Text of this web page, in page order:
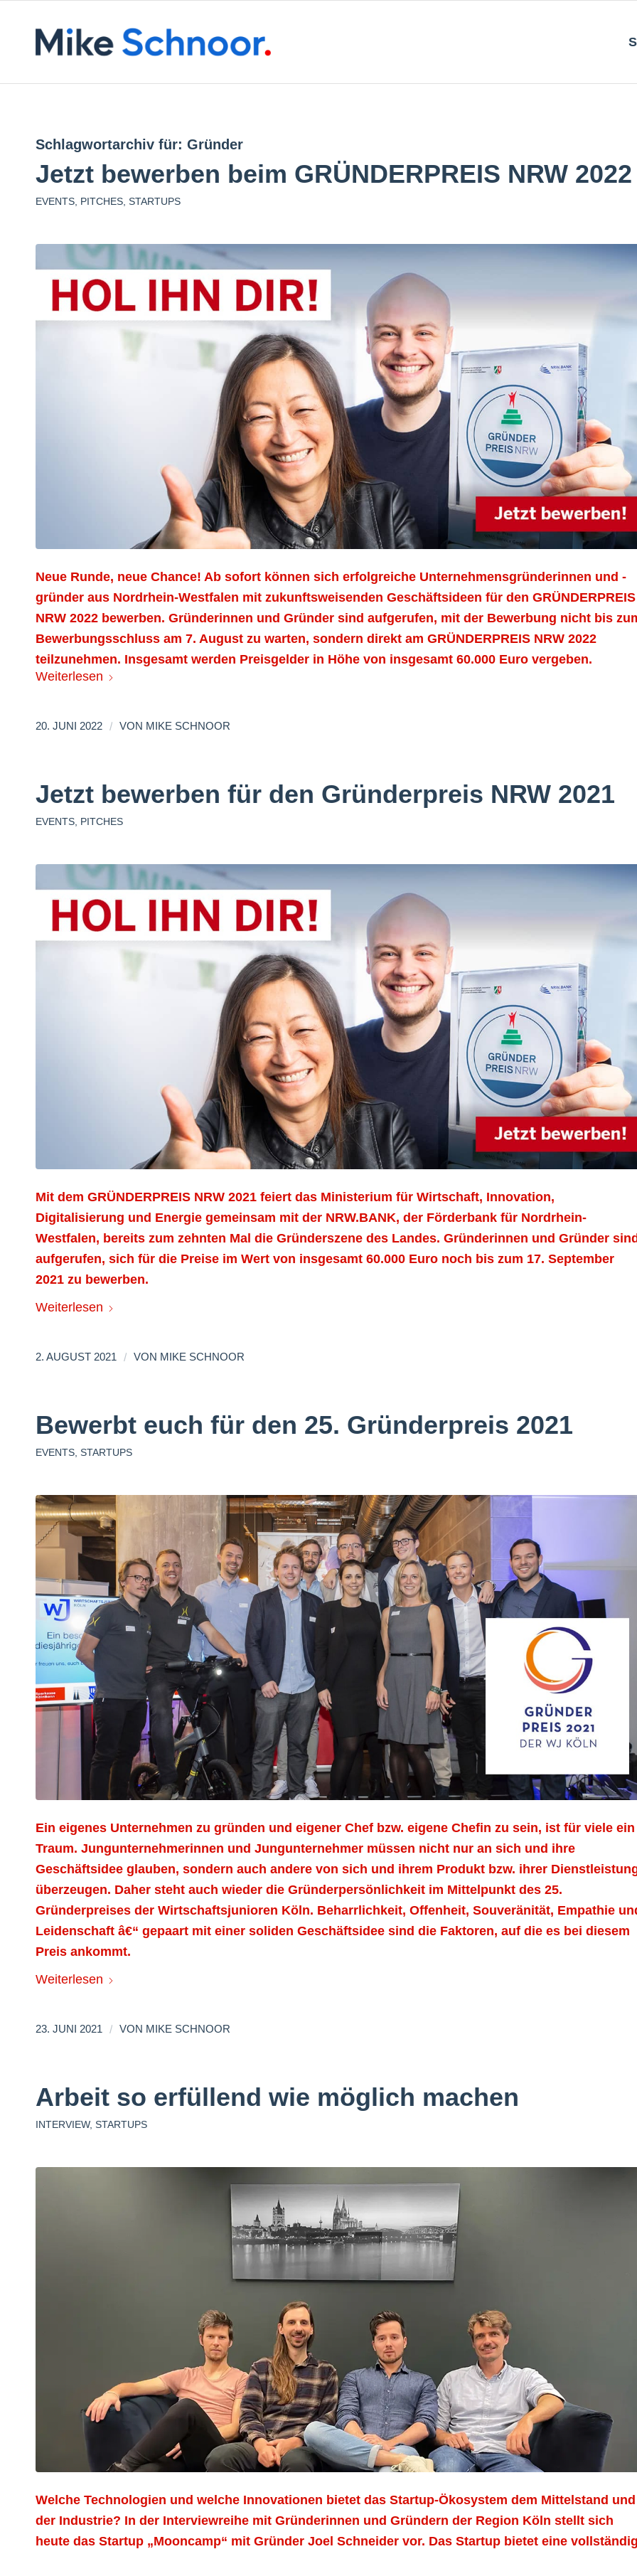
Schlagwortarchiv für: Gründer
Jetzt bewerben beim GRÜNDERPREIS NRW 2022
EVENTS PITCHES STARTUPS
Neue Runde, neue Chance! Ab sofort können sich erfolgreiche Unternehmensgründerinnen und -
gründer aus Nordrhein-Westfalen mit zukunftsweisenden Geschäftsideen für den GRÜNDERPREIS
NRW 2022 bewerben. Gründerinnen und Gründer sind aufgerufen, mit der Bewerbung nicht bis
Bewerbungsschluss am 7. August zu warten, sondern direkt am GRÜNDERPREIS NRW 2022
teilzunehmen. Insgesamt werden Preisgelder in Höhe von insgesamt 60.000 Euro vergeben.
Weiterlesen
20. JUNI 2022 / VON MIKE SCHNOOR
Jetzt bewerben für den Gründerpreis NRW 2021
EVENTS PITCHES
Mit dem GRÜNDERPREIS NRW 2021 feiert das Ministerium für Wirtschaft, Innovation,
Digitalisierung und Energie gemeinsam mit der NRW.BANK, der Förderbank für Nordrhein-
Westfalen, bereits zum zehnten Mal die Gründerszene des Landes. Gründerinnen und Gründer
aufgerufen, sich für die Preise im Wert von insgesamt 60.000 Euro noch bis zum 17. September
2021 zu bewerben.
Weiterlesen
2. AUGUST 2021 / VON MIKE SCHNOOR
Bewerbt euch für den 25. Gründerpreis 2021
EVENTS STARTUPS
Ein eigenes Unternehmen zu gründen und eigener Chef bzw. eigene Chefin zu sein, ist für viele ein
Traum. Jungunternehmerinnen und Jungunternehmer müssen nicht nur an sich und ihre
Geschäftsidee glauben, sondern auch andere von sich und ihrem Produkt bzw. ihrer
überzeugen. Daher steht auch wieder die Gründerpersönlichkeit im Mittelpunkt des 25.
Gründerpreises der Wirtschaftsjunioren Köln. Beharrlichkeit, Offenheit, Souveränität, Empathie
Leidenschaft â€“ gepaart mit einer soliden Geschäftsidee sind die Faktoren, auf die es bei diesem
Preis ankommt.
Weiterlesen
23. JUNI 2021 / VON MIKE SCHNOOR
Arbeit so erfüllend wie möglich machen
INTERVIEW, STARTUPS
Welche Technologien und welche Innovationen bietet das Startup-Ökosystem dem Mittelstand und
der Industrie? In der Interviewreihe mit Gründerinnen und Gründern der Region Köln stellt sich
heute das Startup „Mooncamp“ mit Gründer Joel Schneider vor. Das Startup bietet eine